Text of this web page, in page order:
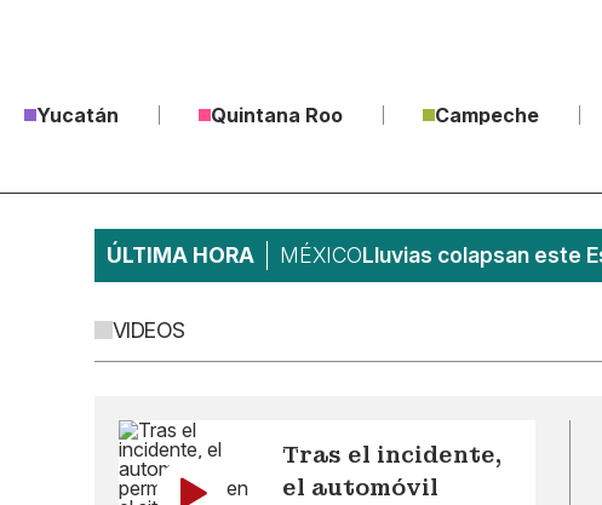
Yucatán Quintana Roo Campeche
ÚLTIMA HORA MÉXICOLluvias colapsan este
VIDEOS
Tras el incidente,
el automóvil